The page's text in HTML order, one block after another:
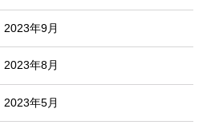
2023年9月
2023年8月
2023年5月